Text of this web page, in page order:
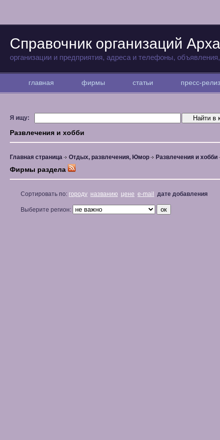
Справочник организаций
организации и предприятия, адреса и телефоны,
главная фирмы статьи пресс-
Я ищу:
Развлечения и хобби
Главная страница Отдых, развлечения, Юмор Развлечения и хобби
Фирмы раздела
Сортировать по: городу названию цене e-mail дате добавления
Выберите регион: